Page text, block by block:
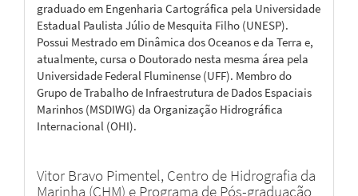
graduado em Engenharia Cartográfica pela Universidade
Estadual Paulista Júlio de Mesquita Filho (UNESP).
Possui Mestrado em Dinâmica dos Oceanos e da Terra e,
atualmente, cursa o Doutorado nesta mesma área pela
Universidade Federal Fluminense (UFF). Membro do
Grupo de Trabalho de Infraestrutura de Dados Espaciais
Marinhos (MSDIWG) da Organização Hidrográfica
Internacional (OHI).
Vitor Bravo Pimentel, Centro de Hidrografia da
Marinha (CHM) e Programa de Pós-graduação